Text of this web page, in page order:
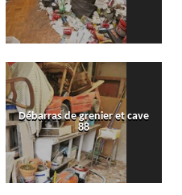
Débarras de grenier et cave
88